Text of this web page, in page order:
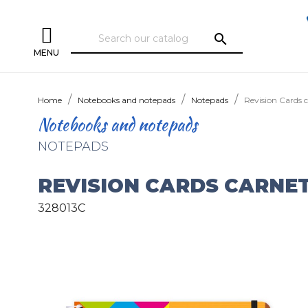
MENU
search
Home Notebooks and notepads Notepads Revision Cards
Notebooks and notepads
NOTEPADS
REVISION CARDS
328013C